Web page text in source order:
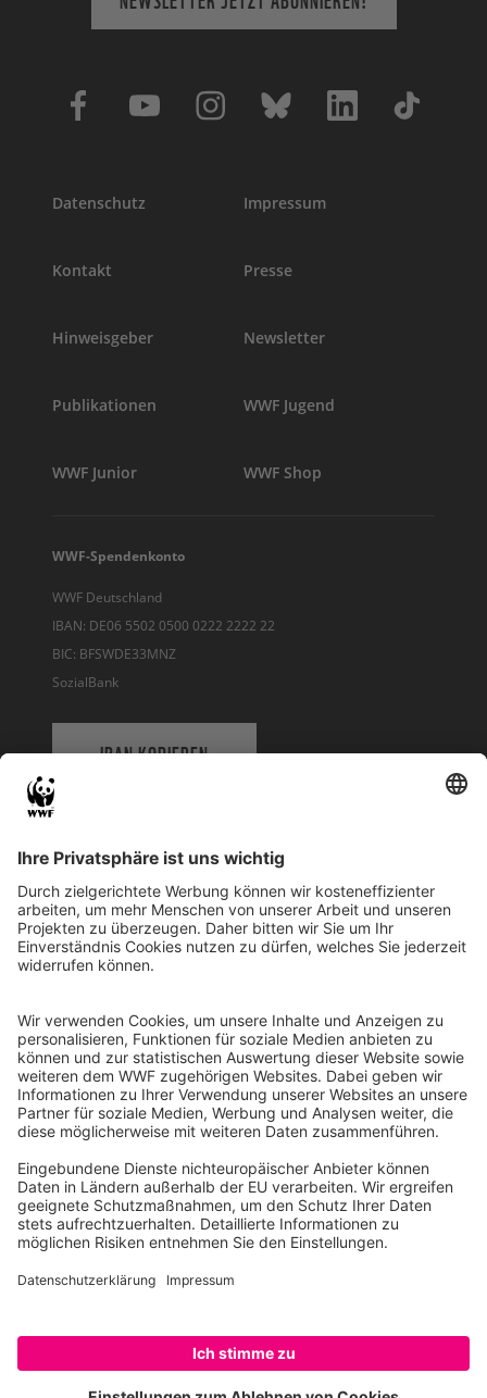
Datenschutz Impressum
Kontakt Presse
Hinweisgeber Newsletter
Publikationen WWF Jugend
WWF Junior WWF Shop
WWF-Spendenkonto
WWF Deutschland
IBAN: DE06 5502 0500 0222 2222 22
BIC: BFSWDE33MNZ
SozialBank
IBAN KOPIEREN
WWF Deutschland
Reinhardtstr. 18
10117 Berlin
Ihre Spende kann steuerlich geltend gemacht werden
Registriert als Stiftung WWF Deutschland, Senatsverwaltung für
Justiz Berlin, Az: 3416/976/2
Umsatzsteuer-Identifikationsnummer: DE 114236103
Freistellungsbescheid: Als gemeinnützige Körperschaft befreit
von der Körperschaftssteuer gem. §5 I 9 KStg. unter der
Steuernummer 27/641/09321